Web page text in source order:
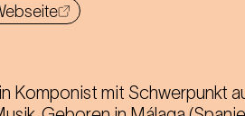
Komponist mit Schwerpunkt